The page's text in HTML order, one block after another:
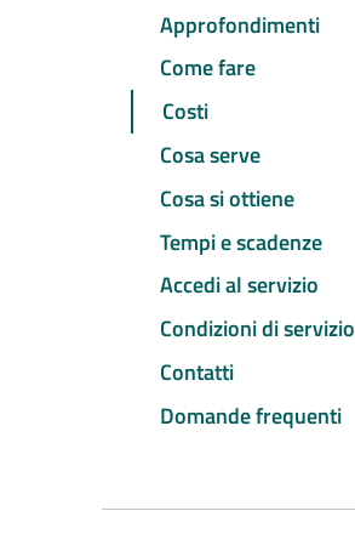
Approfondimenti
Come fare
Costi
Cosa serve
Cosa si ottiene
Tempi e scadenze
Accedi al servizio
Condizioni di servizio
Contatti
Domande frequenti